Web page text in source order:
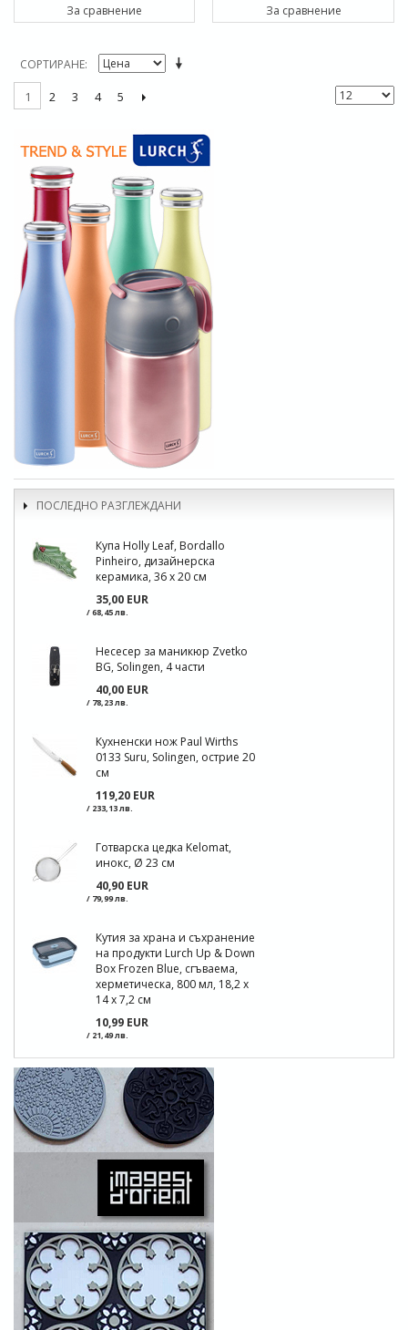
За сравнение За сравнение
СОРТИРАНЕ
1 2 3 4 5
ПОСЛЕДНО РАЗГЛЕЖДАНИ
Купа Holly Leaf, Bordallo
Pinheiro, дизайнерска
керамика, 36 х 20 см
35,00 EUR
/ 68,45 лв.
Несесер за маникюр Zvetko
BG, Solingen, 4 части
40,00 EUR
/ 78,23 лв.
Кухненски нож Paul Wirths
0133 Suru, Solingen, острие 20
см
119,20 EUR
/ 233,13 лв.
Готварска цедка Kelomat,
инокс, Ø 23 см
40,90 EUR
/ 79,99 лв.
Кутия за храна и съхранение
на продукти Lurch Up & Down
Box Frozen Blue, сгъваема,
херметическа, 800 мл, 18,2 x
14 x 7,2 см
10,99 EUR
/ 21,49 лв.